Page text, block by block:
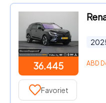
36.445 ABD
Favoriet